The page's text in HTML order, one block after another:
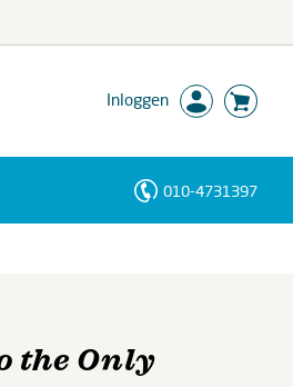
Inloggen
010-4731397
the Only